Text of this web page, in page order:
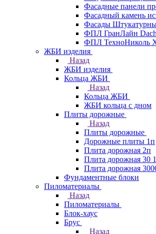
Фасадные панели
Фасадный камень
Фасады
ФПЛ ГранЛайн
ФПЛ ТехноНиколь
ЖБИ изделия
Назад
ЖБИ изделия
Кольца ЖБИ
Назад
Кольца ЖБИ
ЖБИ кольца с дном
Плиты дорожные
Назад
Плиты дорожные
Дорожные плиты 1п
Плита дорожная 2п
Плита дорожная 30
Плита дорожная
Фундаментные блоки
Пиломатериалы
Назад
Пиломатериалы
Блок-хаус
Брус
Назад